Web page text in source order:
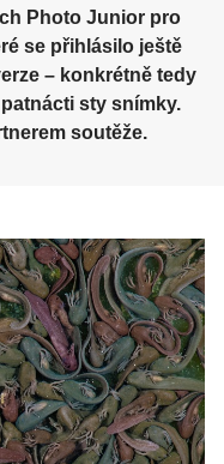
Photo Junior pro
se přihlásilo ještě
– konkrétně tedy
sty snímky.
soutěže.